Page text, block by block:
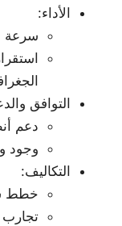
الأداء:
سرعة
التوافق
دعم
وجود
التكاليف:
خطط
تجارب